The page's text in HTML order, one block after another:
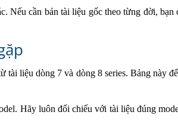
Nếu cần bản tài liệu gốc theo từng đời, bạn
tài liệu dòng 7 và dòng 8 series. Bảng này
Hãy luôn đối chiếu với tài liệu đúng